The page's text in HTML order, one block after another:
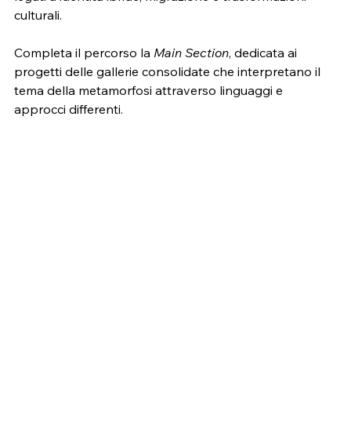
culturali.
Completa il percorso la Main Section, dedicata ai
progetti delle gallerie consolidate che interpretano il
tema della metamorfosi attraverso linguaggi e
approcci differenti.